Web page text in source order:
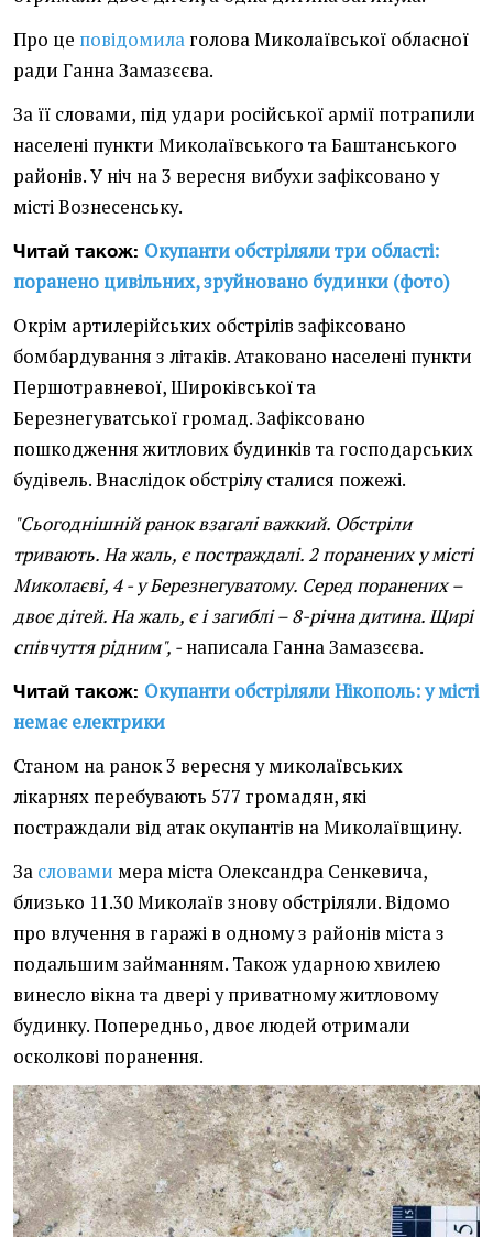
Про це повідомила голова Миколаївської обласної
ради Ганна Замазєєва.
За її словами, під удари російської армії потрапили
населені пункти Миколаївського та Баштанського
районів. У ніч на 3 вересня вибухи зафіксовано у
місті Вознесенську.
Читай також: Окупанти обстріляли три області:
поранено цивільних, зруйновано будинки (фото)
Окрім артилерійських обстрілів зафіксовано
бомбардування з літаків. Атаковано населені пункти
Першотравневої, Широківської та
Березнегуватської громад. Зафіксовано
пошкодження житлових будинків та господарських
будівель. Внаслідок обстрілу сталися пожежі.
"Сьогоднішній ранок взагалі важкий. Обстріли
тривають. На жаль, є постраждалі. 2 поранених у місті
Миколаєві, 4 - у Березнегуватому. Серед поранених –
двоє дітей. На жаль, є і загиблі – 8-річна дитина. Щирі
співчуття рідним", - написала Ганна Замазєєва.
Читай також: Окупанти обстріляли Нікополь: у місті
немає електрики
Станом на ранок 3 вересня у миколаївських
лікарнях перебувають 577 громадян, які
постраждали від атак окупантів на Миколаївщину.
За словами мера міста Олександра Сенкевича,
близько 11.30 Миколаїв знову обстріляли. Відомо
про влучення в гаражі в одному з районів міста з
подальшим займанням. Також ударною хвилею
винесло вікна та двері у приватному житловому
будинку. Попередньо, двоє людей отримали
осколкові поранення.